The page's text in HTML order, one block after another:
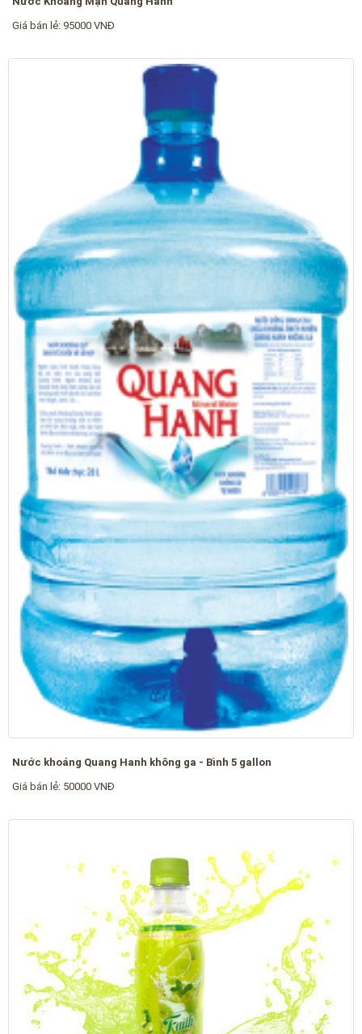
Giá bán lẻ: 95000 VNĐ
Nước khoáng Quang Hanh không ga - Bình 5 gallon
Giá bán lẻ: 50000 VNĐ